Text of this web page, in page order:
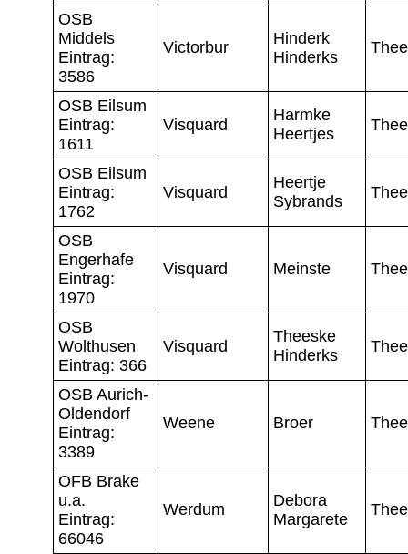
OSB
Middels
Eintrag:
3586
Victorbur
Hinderk
Hinderks
OSB Eilsum
Eintrag:
1611
Visquard
Harmke
Heertjes
OSB Eilsum
Eintrag:
1762
Visquard
Heertje
Sybrands
OSB
Engerhafe
Eintrag:
1970
Visquard Meinste
OSB
Wolthusen
Eintrag: 366
Visquard
Theeske
Hinderks
OSB Aurich-
Oldendorf
Eintrag:
3389
Weene Broer
OFB Brake
u.a.
Eintrag:
66046
Werdum
Debora
Margarete